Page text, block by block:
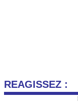
REAGISSEZ :